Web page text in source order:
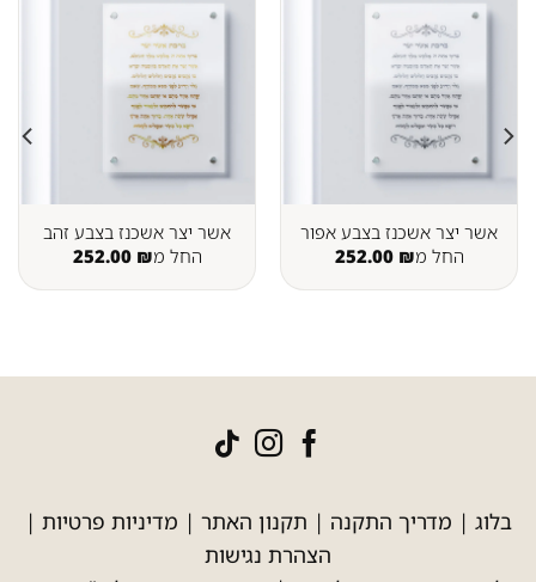
אשר יצר אשכנז בצבע אפור
החל מ
252.00 ₪
אשר יצר אשכנז בצבע זהב
החל מ
252.00 ₪
בלוג | מדריך התקנה | תקנון האתר | מדיניות פרטיות |
הצהרת נגישות